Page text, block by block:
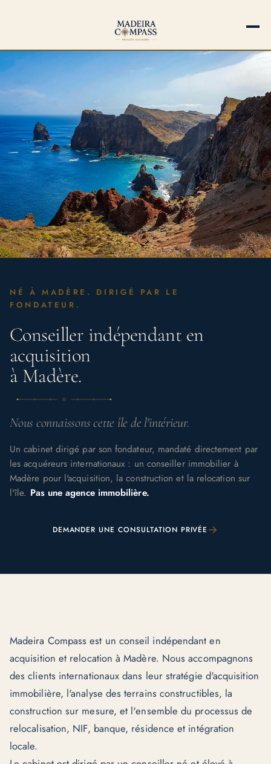
NÉ À MADÈRE. DIRIGÉ PAR LE
FONDATEUR.
Conseiller indépendant en
acquisition
à Madère.
Nous connaissons cette île de l'intérieur.
Un cabinet dirigé par son fondateur, mandaté directement par
les acquéreurs internationaux : un conseiller immobilier à
Madère pour l'acquisition, la construction et la relocation sur
l'île. Pas une agence immobilière.
DEMANDER UNE CONSULTATION PRIVÉE →
Madeira Compass est un conseil indépendant en
acquisition et relocation à Madère. Nous accompagnons
des clients internationaux dans leur stratégie d'acquisition
immobilière, l'analyse des terrains constructibles, la
construction sur mesure, et l'ensemble du processus de
relocalisation, NIF, banque, résidence et intégration
locale.